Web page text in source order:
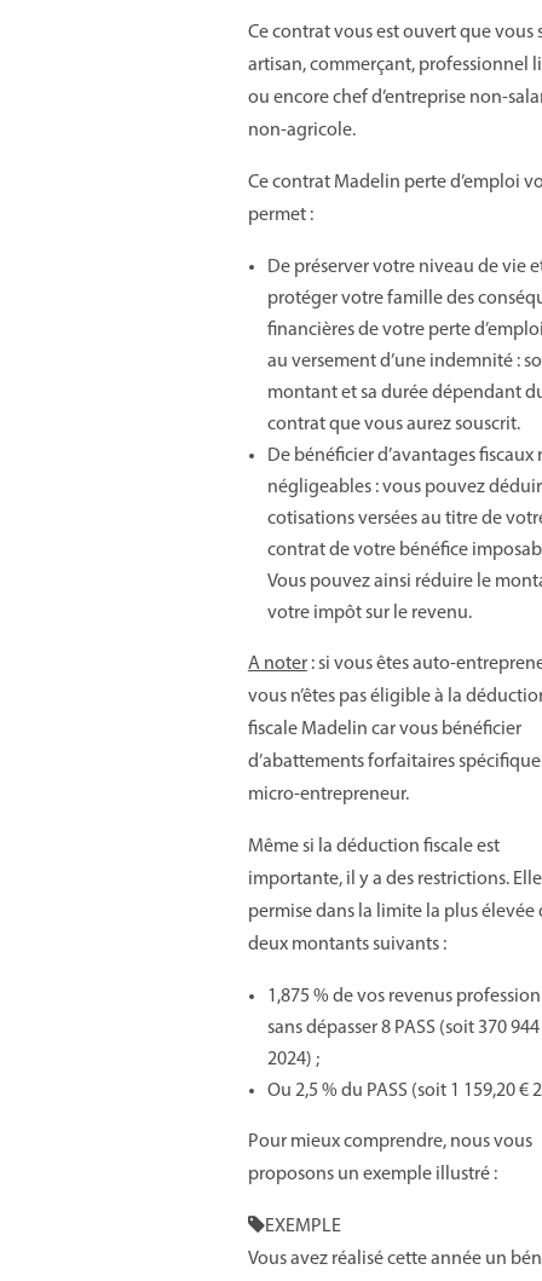
Ce contrat vous est ouvert que vous
artisan, commerçant, professionnel
ou encore chef d’entreprise non-
non-agricole.
Ce contrat Madelin perte d’emploi
permet :
De préserver votre niveau de vie
protéger votre famille des
financières de votre perte
au versement d’une indemnité :
montant et sa durée dépendant
contrat que vous aurez souscrit.
De bénéficier d’avantages fiscaux
négligeables : vous pouvez
cotisations versées au titre de
contrat de votre bénéfice
Vous pouvez ainsi réduire le
votre impôt sur le revenu.
A noter: si vous êtes auto-
vous n’êtes pas éligible à la
fiscale Madelin car vous bénéficier
d’abattements forfaitaires
micro-entrepreneur.
Même si la déduction fiscale est
importante, il y a des restrictions.
permise dans la limite la plus élevée
deux montants suivants :
1,875 % de vos revenus
sans dépasser 8 PASS (soit 370
2024) ;
Ou 2,5 % du PASS (soit 1 159,20 €
Pour mieux comprendre, nous vous
proposons un exemple illustré :
EXEMPLE
Vous avez réalisé cette année un